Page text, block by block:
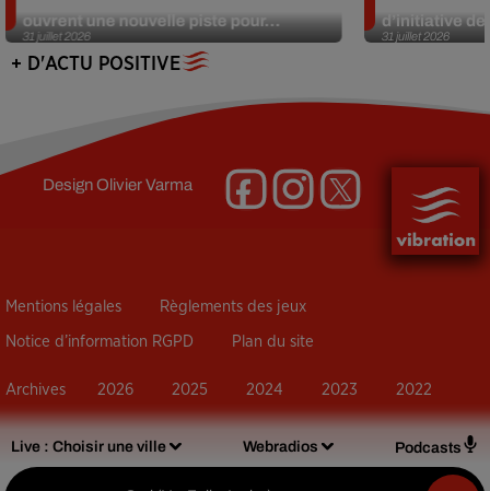
Live : Choisir une ville Webradios Podcasts
31 juillet 2026
ouvrent une nouvelle piste pour...
31 juillet 2026
d’initiative
+ D'ACTU POSITIVE
DesignOlivier Varma
Mentions légales Règlements des jeux
Notice d’information RGPD Plan du site
Archives 2026 2025 2024 2023 2022